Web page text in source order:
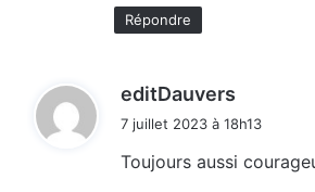
Répondre
editDauvers
i
7 juillet 2023 à 18h13
Toujours aussi